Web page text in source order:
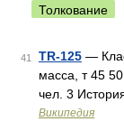
Толкование
41 TR-125 —
масса, т 45
чел. 3
Википедия